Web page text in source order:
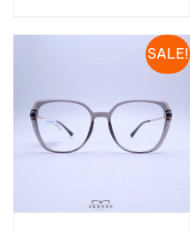
SALE!